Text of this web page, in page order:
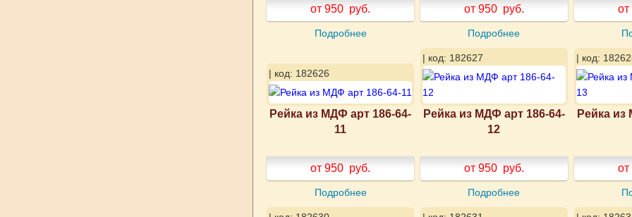
от 950 руб.
Подробнее
от 950 руб.
Подробнее
от
| код: 182626
Рейка из МДФ арт 186-64-
11
от 950 руб.
Подробнее
| код: 182627
Рейка из МДФ арт 186-64-
12
от 950 руб.
Подробнее
| код:
Рейка из
от